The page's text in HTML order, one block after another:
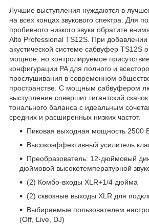
Лучшие выступления нуждаются в
на всех концах звукового спектра. Для
пробивного низкого звука обратите
Alto Professional TS12S. При
акустической системе сабвуфер TS12S
мощное, но контролируемое
конфигурации PA для полного и
прослушивания в современном
пространстве. С мощным сабвуфером
выступление совершит гигантский
тонального баланса с идеальным
средних и расширенных низких частот.
Пиковая выходная мощность 2500
Высокоэффективный усилитель
Преобразователь: 12-дюймовый
дюймовой высокотемпературной
(2) Комбо-входы XLR+1/4 дюйма
(2) сквозные выходы XLR для
Выбираемые пользователем
(Off, Live, DJ)